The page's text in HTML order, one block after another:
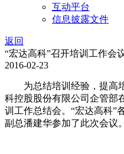
互动平台
信息披露文件
返回
“宏达高科”召开培训工作会
2016-02-23
为总结培训经验，提高
科控股股份有限公司企管部
训工作总结会。“宏达高科”
副总潘建华参加了此次会议